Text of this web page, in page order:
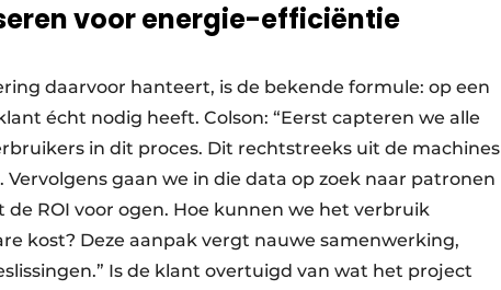
voor energie-efficiëntie
daarvoor hanteert, is de bekende formule: op een
écht nodig heeft. Colson: “Eerst capteren we alle
in dit proces. Dit rechtstreeks uit de machines
gaan we in die data op zoek naar patronen
ROI voor ogen. Hoe kunnen we het verbruik
kost? Deze aanpak vergt nauwe samenwerking,
Is de klant overtuigd van wat het project